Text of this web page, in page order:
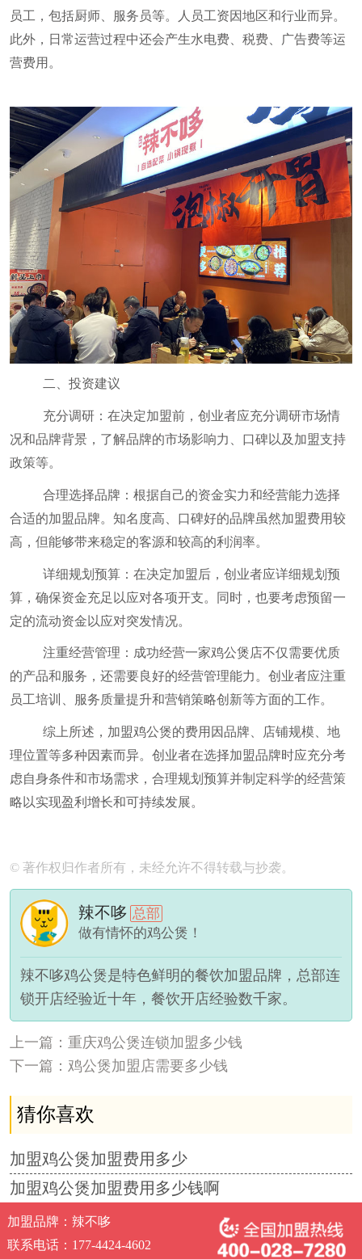
员工，包括厨师、服务员等。人员工资因地区和行业而异。
此外，日常运营过程中还会产生水电费、税费、广告费等运
营费用。
二、投资建议
充分调研：在决定加盟前，创业者应充分调研市场情
况和品牌背景，了解品牌的市场影响力、口碑以及加盟支持
政策等。
合理选择品牌：根据自己的资金实力和经营能力选择
合适的加盟品牌。知名度高、口碑好的品牌虽然加盟费用较
高，但能够带来稳定的客源和较高的利润率。
详细规划预算：在决定加盟后，创业者应详细规划预
算，确保资金充足以应对各项开支。同时，也要考虑预留一
定的流动资金以应对突发情况。
注重经营管理：成功经营一家鸡公煲店不仅需要优质
的产品和服务，还需要良好的经营管理能力。创业者应注重
员工培训、服务质量提升和营销策略创新等方面的工作。
综上所述，加盟鸡公煲的费用因品牌、店铺规模、地
理位置等多种因素而异。创业者在选择加盟品牌时应充分考
虑自身条件和市场需求，合理规划预算并制定科学的经营策
略以实现盈利增长和可持续发展。
© 著作权归作者所有，未经允许不得转载与抄袭。
辣不哆 总部
做有情怀的鸡公煲！
辣不哆鸡公煲是特色鲜明的餐饮加盟品牌，总部连
锁开店经验近十年，餐饮开店经验数千家。
上一篇：重庆鸡公煲连锁加盟多少钱
下一篇：鸡公煲加盟店需要多少钱
猜你喜欢
加盟鸡公煲加盟费用多少
加盟鸡公煲加盟费用多少钱啊
加盟品牌：辣不哆
联系电话：177-4424-4602